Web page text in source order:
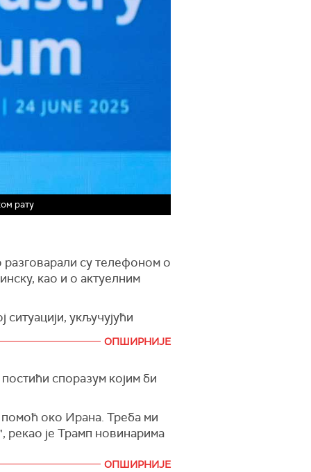
рату
су телефоном о
као и о актуелним
укључујући
руског
да су Путин и Лукашенко
и програма“.
ОПШИРНИЈЕ
споразум којим би
око Ирана. Треба ми
рекао је Трамп новинарима
ОПШИРНИЈЕ